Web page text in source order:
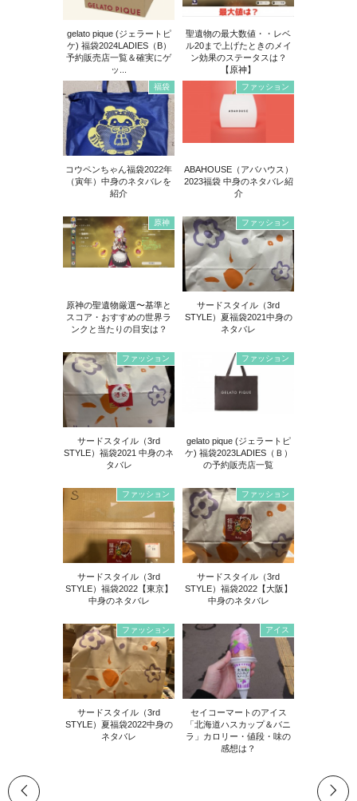
gelato pique (ジェラートピ
ケ) 福袋2024LADIES（B）
予約販売店一覧＆確実にゲ
ッ...
聖遺物の最大数値・・レベ
ル20まで上げたときのメイ
ン効果のステータスは？
【原神】
福袋
コウペンちゃん福袋2022年
（寅年）中身のネタバレを
紹介
ファッション
ABAHOUSE（アバハウス）
2023福袋 中身のネタバレ紹
介
原神
原神の聖遺物厳選〜基準と
スコア・おすすめの世界ラ
ンクと当たりの目安は？
ファッション
サードスタイル（3rd
STYLE）夏福袋2021中身の
ネタバレ
ファッション
サードスタイル（3rd
STYLE）福袋2021 中身のネ
タバレ
ファッション
gelato pique (ジェラートピ
ケ) 福袋2023LADIES（Ｂ）
の予約販売店一覧
ファッション
サードスタイル（3rd
STYLE）福袋2022【東京】
中身のネタバレ
ファッション
サードスタイル（3rd
STYLE）福袋2022【大阪】
中身のネタバレ
ファッション
サードスタイル（3rd
STYLE）夏福袋2022中身の
ネタバレ
アイス
セイコーマートのアイス
「北海道ハスカップ＆バニ
ラ」カロリー・値段・味の
感想は？